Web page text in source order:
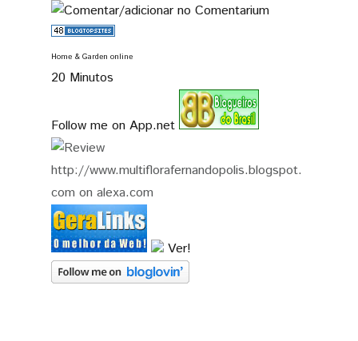
Home & Garden online
20 Minutos
Follow me on App.net
Ver!